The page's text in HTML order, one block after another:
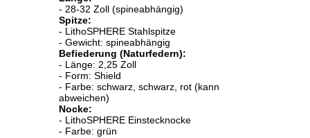
- 28-32 Zoll (spineabhängig)
Spitze:
- LithoSPHERE Stahlspitze
- Gewicht: spineabhängig
Befiederung (Naturfedern):
- Länge: 2,25 Zoll
- Form: Shield
- Farbe: schwarz, schwarz, rot (kann
abweichen)
Nocke:
- LithoSPHERE Einstecknocke
- Farbe: grün